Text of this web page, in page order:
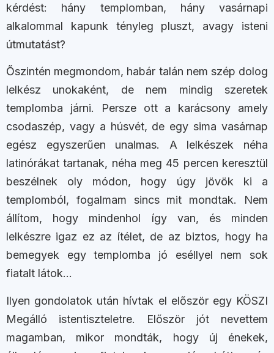
kérdést: hány templomban, hány vasárnapi
alkalommal kapunk tényleg pluszt, avagy isteni
útmutatást?
Őszintén megmondom, habár talán nem szép dolog
lelkész unokaként, de nem mindig szeretek
templomba járni. Persze ott a karácsony amely
csodaszép, vagy a húsvét, de egy sima vasárnap
egész egyszerűen unalmas. A lelkészek néha
latinórákat tartanak, néha meg 45 percen keresztül
beszélnek oly módon, hogy úgy jövök ki a
templomból, fogalmam sincs mit mondtak. Nem
állítom, hogy mindenhol így van, és minden
lelkészre igaz ez az ítélet, de az biztos, hogy ha
bemegyek egy templomba jó eséllyel nem sok
fiatalt látok…
Ilyen gondolatok után hívtak el először egy KÖSZI
Megálló istentiszteletre. Először jót nevettem
magamban, mikor mondták, hogy új énekek,